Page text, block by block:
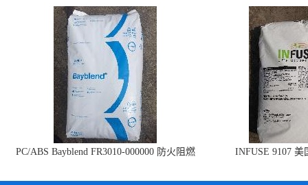
PC/ABS Bayblend FR3010-000000 防火阻燃
INFUSE 9107 美